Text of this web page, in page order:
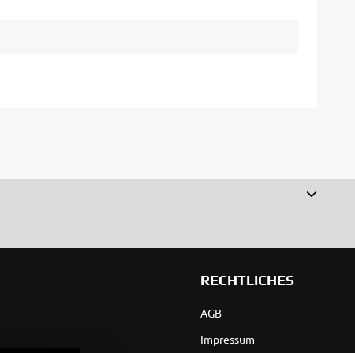
RECHTLICHES
AGB
Impressum